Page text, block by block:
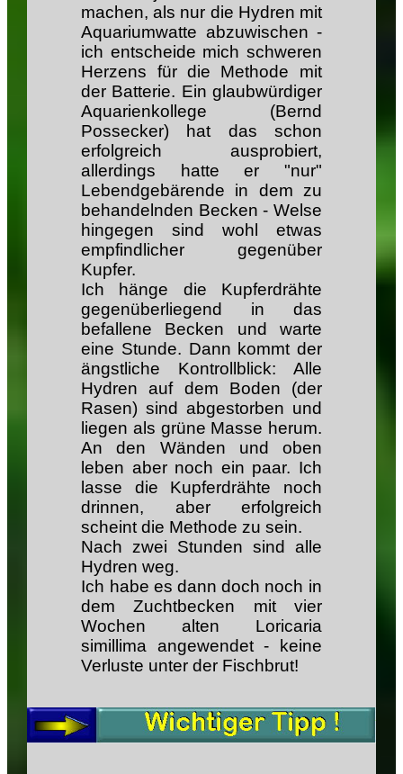
machen, als nur die Hydren mit
Aquariumwatte abzuwischen -
ich entscheide mich schweren
Herzens für die Methode mit
der Batterie. Ein glaubwürdiger
Aquarienkollege (Bernd
Possecker) hat das schon
erfolgreich ausprobiert,
allerdings hatte er "nur"
Lebendgebärende in dem zu
behandelnden Becken - Welse
hingegen sind wohl etwas
empfindlicher gegenüber
Kupfer.
Ich hänge die Kupferdrähte
gegenüberliegend in das
befallene Becken und warte
eine Stunde. Dann kommt der
ängstliche Kontrollblick: Alle
Hydren auf dem Boden (der
Rasen) sind abgestorben und
liegen als grüne Masse herum.
An den Wänden und oben
leben aber noch ein paar. Ich
lasse die Kupferdrähte noch
drinnen, aber erfolgreich
scheint die Methode zu sein.
Nach zwei Stunden sind alle
Hydren weg.
Ich habe es dann doch noch in
dem Zuchtbecken mit vier
Wochen alten Loricaria
simillima angewendet - keine
Verluste unter der Fischbrut!